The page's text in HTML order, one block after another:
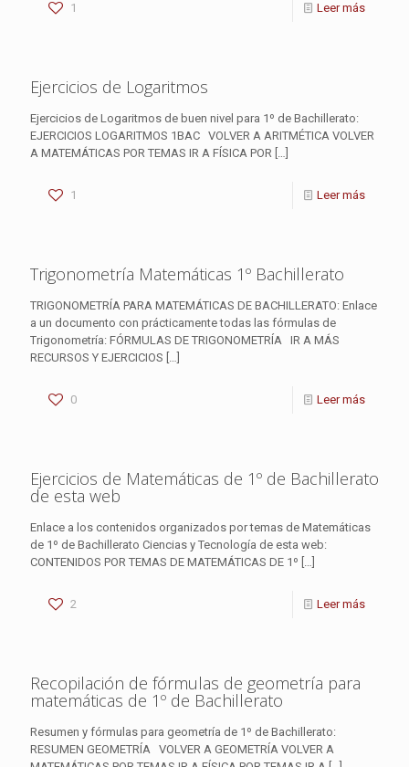
1 Leer más
Ejercicios de Logaritmos
Ejercicios de Logaritmos de buen nivel para 1º de Bachillerato:
EJERCICIOS LOGARITMOS 1BAC VOLVER A ARITMÉTICA VOLVER
A MATEMÁTICAS POR TEMAS IR A FÍSICA POR […]
1 Leer más
Trigonometría Matemáticas 1º Bachillerato
TRIGONOMETRÍA PARA MATEMÁTICAS DE BACHILLERATO: Enlace
a un documento con prácticamente todas las fórmulas de
Trigonometría: FÓRMULAS DE TRIGONOMETRÍA IR A MÁS
RECURSOS Y EJERCICIOS […]
0 Leer más
Ejercicios de Matemáticas de 1º de Bachillerato
de esta web
Enlace a los contenidos organizados por temas de Matemáticas
de 1º de Bachillerato Ciencias y Tecnología de esta web:
CONTENIDOS POR TEMAS DE MATEMÁTICAS DE 1º […]
2 Leer más
Recopilación de fórmulas de geometría para
matemáticas de 1º de Bachillerato
Resumen y fórmulas para geometría de 1º de Bachillerato:
RESUMEN GEOMETRÍA VOLVER A GEOMETRÍA VOLVER A